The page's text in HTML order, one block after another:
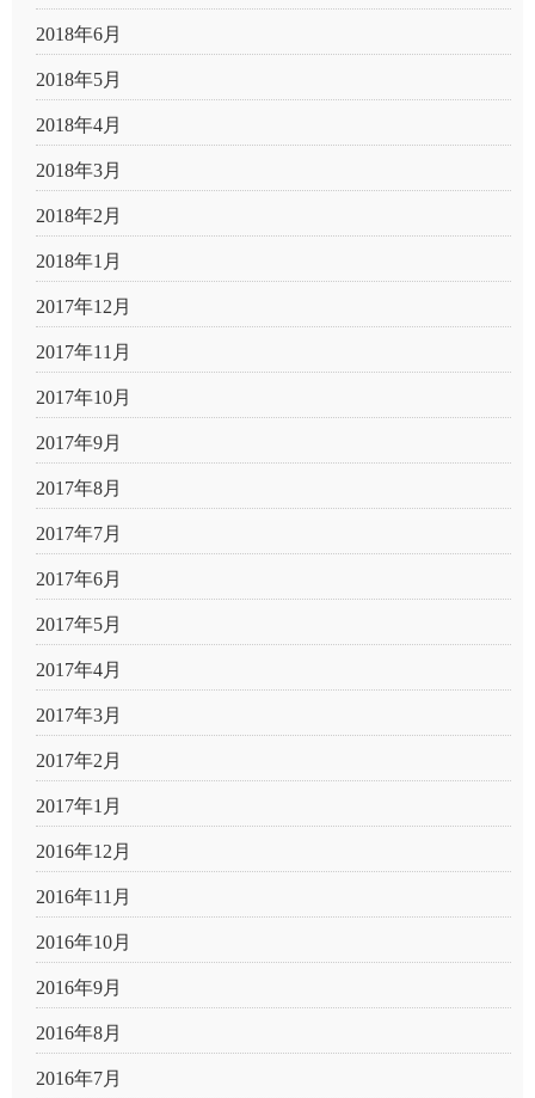
2018年6月
2018年5月
2018年4月
2018年3月
2018年2月
2018年1月
2017年12月
2017年11月
2017年10月
2017年9月
2017年8月
2017年7月
2017年6月
2017年5月
2017年4月
2017年3月
2017年2月
2017年1月
2016年12月
2016年11月
2016年10月
2016年9月
2016年8月
2016年7月